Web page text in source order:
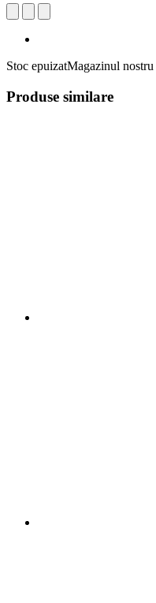
Stoc epuizatMagazinul nostru
Produse similare